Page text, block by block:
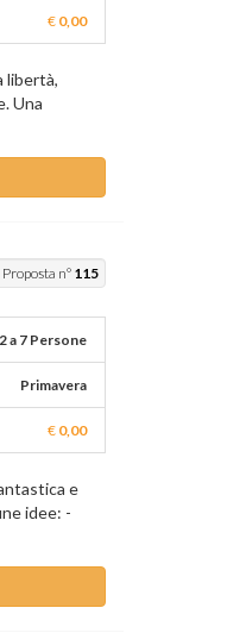
€ 0,00
libertà,
Una
Proposta n° 115
a 7 Persone
Primavera
€ 0,00
e
idee: -